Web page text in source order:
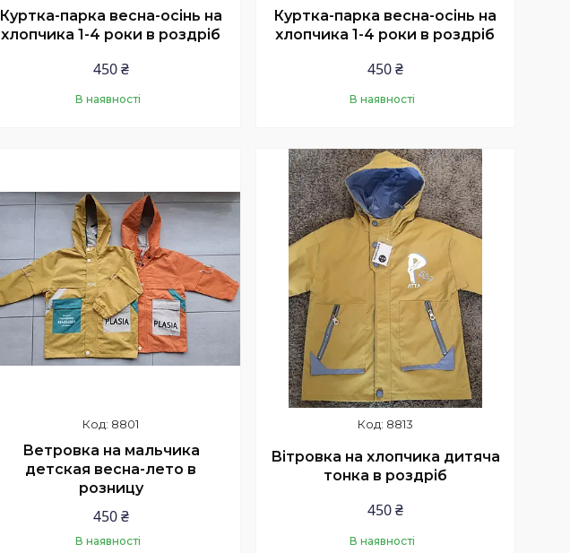
Куртка-парка весна-осінь на
хлопчика 1-4 роки в роздріб
450 ₴
В наявності
Куртка-парка весна-осінь на
хлопчика 1-4 роки в роздріб
450 ₴
В наявності
Купити
8801
Ветровка на мальчика
детская весна-лето в
розницу
450 ₴
В наявності
8813
Вітровка на хлопчика дитяча
тонка в роздріб
450 ₴
В наявності